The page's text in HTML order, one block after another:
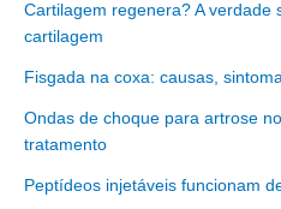
Cartilagem regenera? A verdade
cartilagem
Fisgada na coxa: causas,
Ondas de choque para artrose
tratamento
Peptídeos injetáveis funcionam